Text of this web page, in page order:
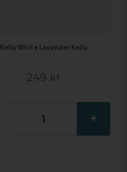
Kelly White Lavender Kelly
249 kr
+